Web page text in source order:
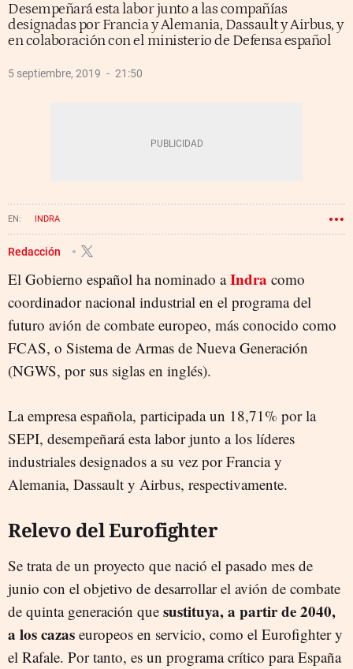
Desempeñará esta labor junto a las compañías
designadas por Francia y Alemania, Dassault y Airbus, y
en colaboración con el ministerio de Defensa español
5 septiembre, 2019 21:50
INDRA
Redacción
El Gobierno español ha nominado aIndra como
coordinador nacional industrial en el programa del
futuro avión de combate europeo, más conocido como
FCAS, o Sistema de Armas de Nueva Generación
(NGWS, por sus siglas en inglés).
La empresa española, participada un 18,71% por la
SEPI, desempeñará esta labor junto a los líderes
industriales designados a su vez por Francia y
Alemania, Dassault y Airbus, respectivamente.
Relevo del Eurofighter
Se trata de un proyecto que nació el pasado mes de
junio con el objetivo de desarrollar el avión de combate
de quinta generación que sustituya, a partir de 2040,
a los cazas europeos en servicio, como el Eurofighter y
el Rafale. Por tanto, es un programa crítico para España